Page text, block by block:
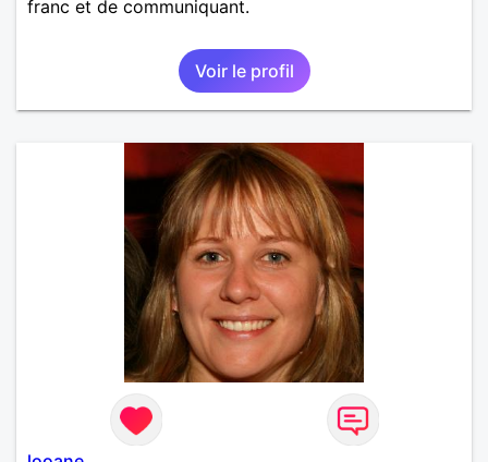
franc et de communiquant.
Voir le profil